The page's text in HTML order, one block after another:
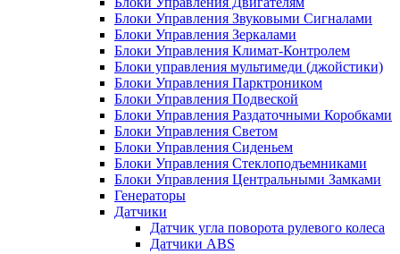
Блоки Управления Звуковыми Сигналами
Блоки Управления Зеркалами
Блоки Управления Климат-Контролем
Блоки управления мультимеди (джойстики)
Блоки Управления Парктроником
Блоки Управления Подвеской
Блоки Управления Раздаточными Коробками
Блоки Управления Светом
Блоки Управления Сиденьем
Блоки Управления Стеклоподъемниками
Блоки Управления Центральными Замками
Генераторы
Датчики
Датчик угла поворота рулевого колеса
Датчики ABS